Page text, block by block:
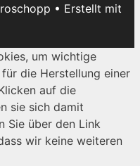
• Erstellt mit
um wichtige
die Herstellung einer
auf die
sie sich damit
Sie über den Link
wir keine weiteren